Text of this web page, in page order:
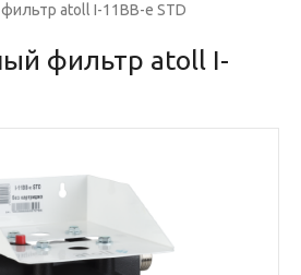
atoll I-11BB-e STD
фильтр atoll I-